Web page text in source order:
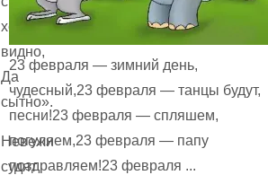
хоть
видно,
Да
сытно».
Невежи
судят
23 февраля — зимний день,
чудесный,23 февраля — танцы будут,
песни!23 февраля — спляшем,
погуляем,23 февраля — папу
поздравляем!23 февраля ...